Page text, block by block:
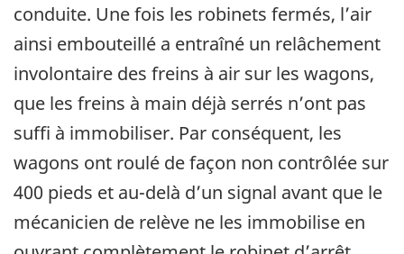
conduite. Une fois les robinets fermés, l’air
ainsi embouteillé a entraîné un relâchement
involontaire des freins à air sur les wagons,
que les freins à main déjà serrés n’ont pas
suffi à immobiliser. Par conséquent, les
wagons ont roulé de façon non contrôlée sur
400 pieds et au-delà d’un signal avant que le
mécanicien de relève ne les immobilise en